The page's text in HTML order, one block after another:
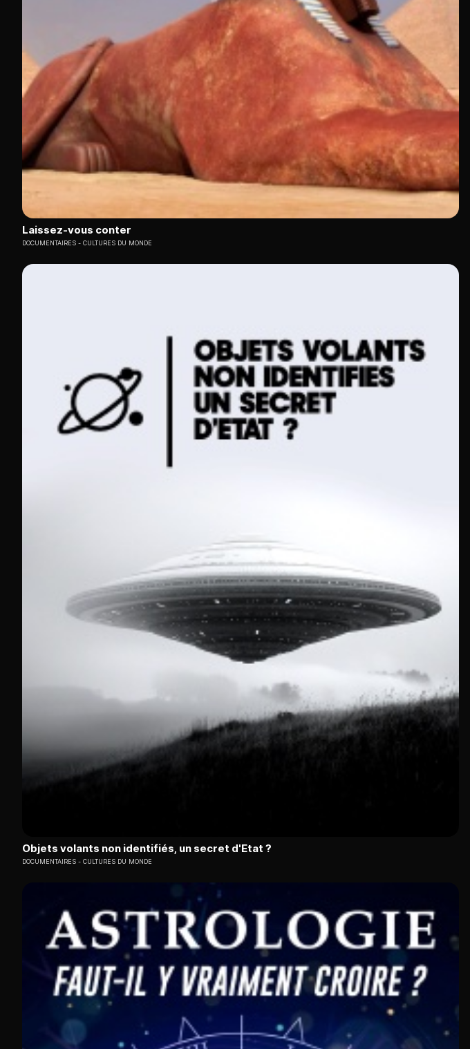
Laissez-vous conter
DOCUMENTAIRES CULTURES DU MONDE
Objets volants non identifiés, un secret d'Etat ?
DOCUMENTAIRES CULTURES DU MONDE